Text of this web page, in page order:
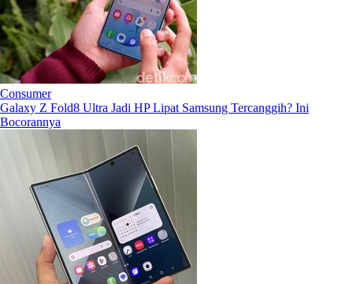
Consumer
Galaxy Z Fold8 Ultra Jadi HP Lipat Samsung Tercanggih? Ini
Bocorannya